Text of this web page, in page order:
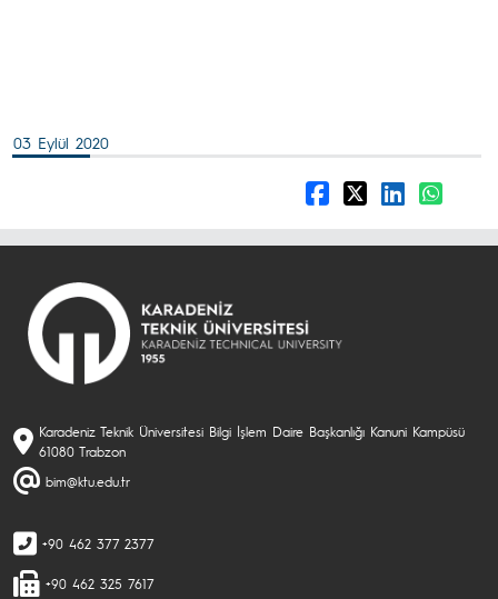
03 Eylül 2020
Karadeniz Teknik Üniversitesi Bilgi İşlem Daire Başkanlığı Kanuni Kampüsü
61080 Trabzon
bim@ktu.edu.tr
+90 462 377 2377
+90 462 325 7617